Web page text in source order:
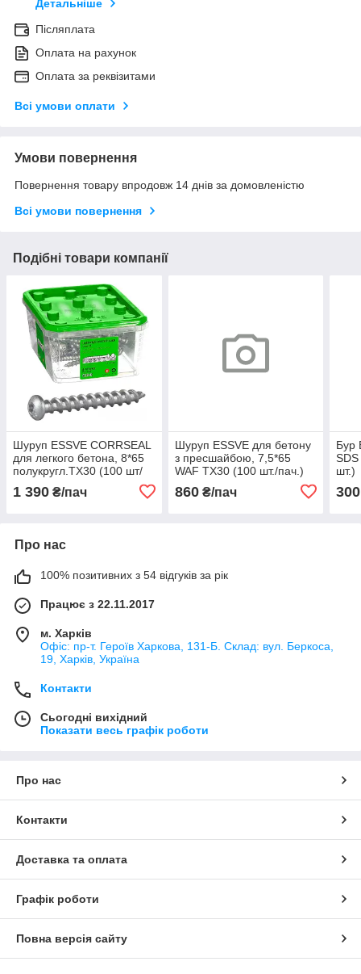
Детальніше
Післяплата
Оплата на рахунок
Оплата за реквізитами
Всі умови оплати
Умови повернення
Повернення товару впродовж 14 днів за домовленістю
Всі умови повернення
Подібні товари компанії
Шуруп ESSVE CORRSEAL
для легкого бетона, 8*65
полукругл.TX30 (100 шт/
1 390 ₴/пач
Шуруп ESSVE для бетону
з пресшайбою, 7,5*65
WAF ТХ30 (100 шт./пач.)
860₴/пач
Бур
шт.)
300
Про нас
100% позитивних з 54 відгуків за рік
Працює з 22.11.2017
м. Харків
Офіс: пр-т. Героїв Харкова, 131-Б. Склад: вул. Беркоса,
19, Харків, Україна
Контакти
Сьогодні вихідний
Показати весь графік роботи
Про нас
Контакти
Доставка та оплата
Графік роботи
Повна версія сайту